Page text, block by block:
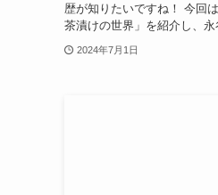
歴が知りたいですね！ 今回
茶漬けの世界」を紹介し、永
2024年7月1日